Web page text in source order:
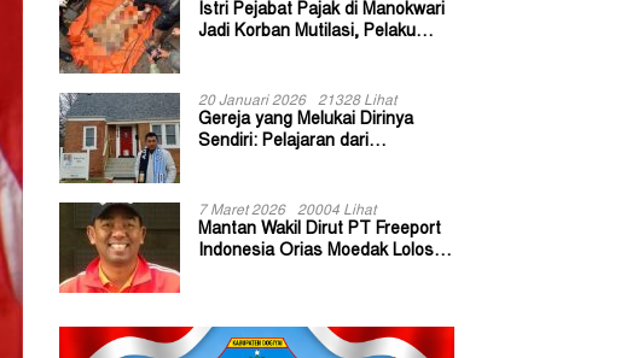
Istri Pejabat Pajak di Manokwari
Jadi Korban Mutilasi, Pelaku
20 Januari 2026 21328 Lihat
Gereja yang Melukai Dirinya
Sendiri: Pelajaran dari
7 Maret 2026 20004 Lihat
Mantan Wakil Dirut PT Freeport
Indonesia Orias Moedak Lolos